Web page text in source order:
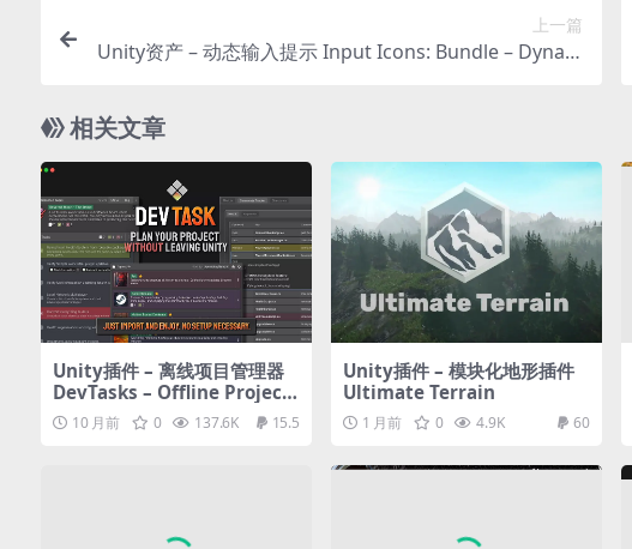
上一篇
Unity资产 – 动态输入提示 Input Icons: Bundle – Dynam
相关文章
Unity插件 – 离线项目管理器
DevTasks – Offline Project
Manager
10 月前 0 137.6K 15.5
Unity插件 – 模块化地形插件
Ultimate Terrain
1 月前 0 4.9K 60